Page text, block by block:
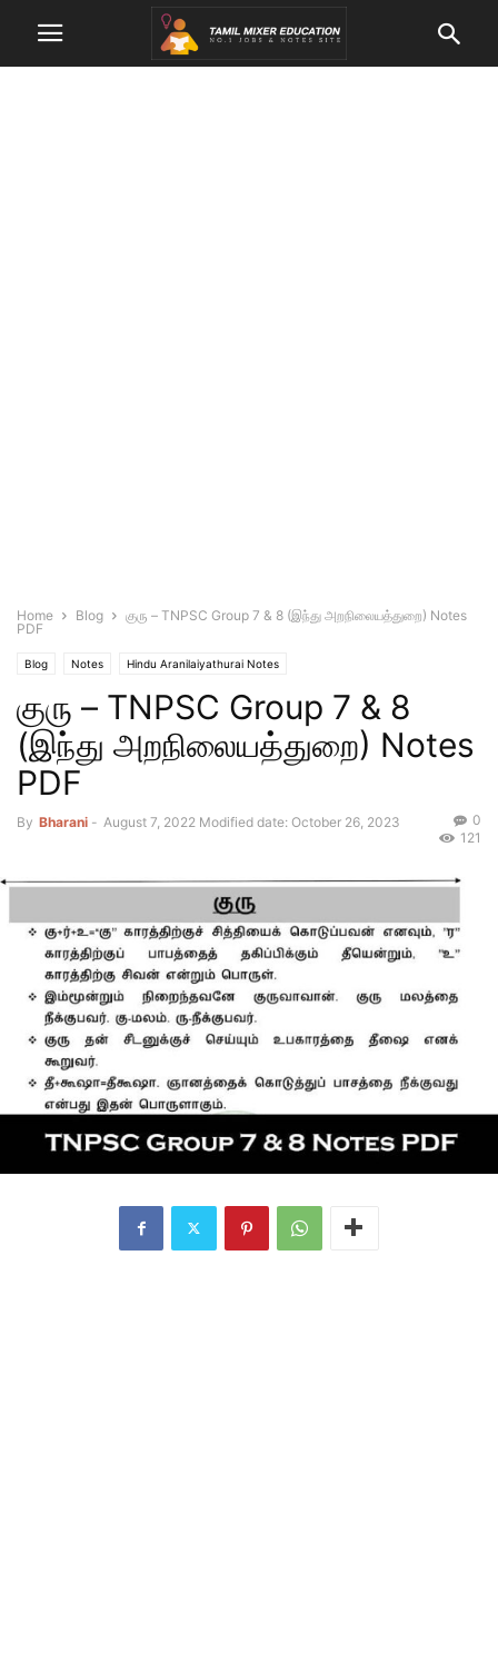
Home Blog
குரு – TNPSC Group 7 & 8 (இந்து அறநிலையத்துறை) Notes
PDF
Blog Notes Hindu Aranilaiyathurai Notes
குரு – TNPSC Group 7 & 8
(இந்து அறநிலையத்துறை) Notes
PDF
By Bharani - August 7, 2022 Modified date: October 26, 2023
0
121